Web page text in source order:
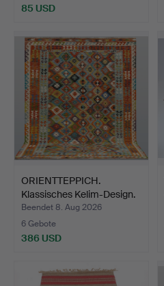
85 USD
ORIENTTEPPICH.
Klassisches Kelim-Design.
2…
Beendet 8. Aug 2026
6 Gebote
386 USD